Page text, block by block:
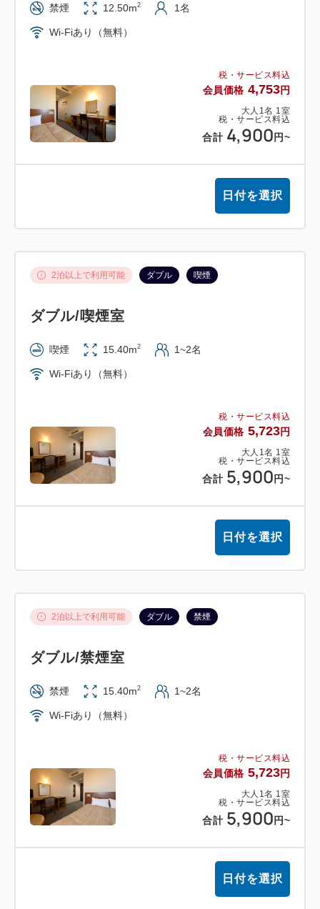
税・サービス料込
会員価格 4,753円
大人 1名 1室
税・サービス料込
合計 4,900 円~
禁煙 12.50m2 1名
Wi-Fiあり（無料）
日付を選択
税・サービス料込
会員価格 5,723円
大人 1名 1室
税・サービス料込
合計 5,900 円~
2泊以上で利用可能 ダブル 喫煙
ダブル/喫煙室
喫煙 15.40m2 1~2名
Wi-Fiあり（無料）
日付を選択
税・サービス料込
会員価格 5,723円
大人 1名 1室
税・サービス料込
合計 5,900 円~
2泊以上で利用可能 ダブル 禁煙
ダブル/禁煙室
禁煙 15.40m2 1~2名
Wi-Fiあり（無料）
日付を選択